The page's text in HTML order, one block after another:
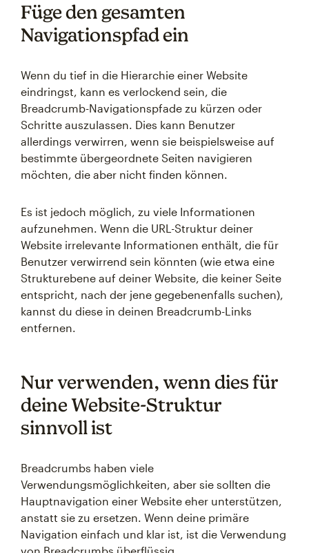
Füge den gesamten
Navigationspfad ein
Wenn du tief in die Hierarchie einer Website
eindringst, kann es verlockend sein, die
Breadcrumb-Navigationspfade zu kürzen oder
Schritte auszulassen. Dies kann Benutzer
allerdings verwirren, wenn sie beispielsweise auf
bestimmte übergeordnete Seiten navigieren
möchten, die aber nicht finden können.
Es ist jedoch möglich, zu viele Informationen
aufzunehmen. Wenn die URL-Struktur deiner
Website irrelevante Informationen enthält, die für
Benutzer verwirrend sein könnten (wie etwa eine
Strukturebene auf deiner Website, die keiner Seite
entspricht, nach der jene gegebenenfalls suchen),
kannst du diese in deinen Breadcrumb-Links
entfernen.
Nur verwenden, wenn dies für
deine Website-Struktur
sinnvoll ist
Breadcrumbs haben viele
Verwendungsmöglichkeiten, aber sie sollten die
Hauptnavigation einer Website eher unterstützen,
anstatt sie zu ersetzen. Wenn deine primäre
Navigation einfach und klar ist, ist die Verwendung